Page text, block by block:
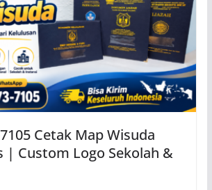
Cetak Map Wisuda
| Custom Logo Sekolah &